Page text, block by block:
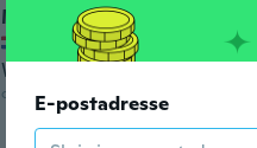
Melanie
Ble med i 2017 · 62 6
Wel kleiner dan verwacht,
ca. 4 år siden
E-postadresse